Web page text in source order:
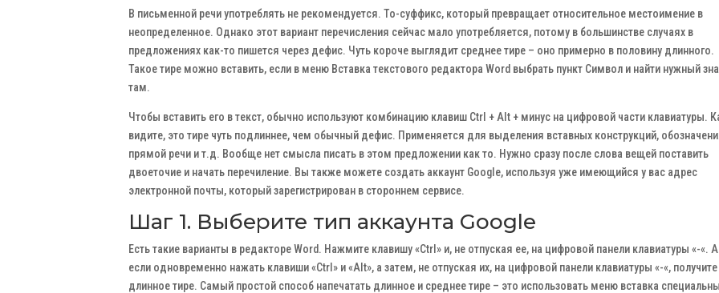
В письменной речи употреблять не рекомендуется. То-суффикс, который превращает относительное местоимение в
неопределенное. Однако этот вариант перечисления сейчас мало употребляется, потому в большинстве случаях в
предложениях как-то пишется через дефис. Чуть короче выглядит среднее тире – оно примерно в половину длинного.
Такое тире можно вставить, если в меню Вставка текстового редактора Word выбрать пункт Символ и найти нужный
там.
Чтобы вставить его в текст, обычно используют комбинацию клавиш Ctrl + Alt + минус на цифровой части клавиатуры.
видите, это тире чуть подлиннее, чем обычный дефис. Применяется для выделения вставных конструкций,
прямой речи и т.д. Вообще нет смысла писать в этом предложении как то. Нужно сразу после слова вещей поставить
двоеточие и начать перечиление. Вы также можете создать аккаунт Google, используя уже имеющийся у вас адрес
электронной почты, который зарегистрирован в стороннем сервисе.
Шаг 1. Выберите тип аккаунта Google
Есть такие варианты в редакторе Word. Нажмите клавишу «Ctrl» и, не отпуская ее, на цифровой панели клавиатуры «-«. А
если одновременно нажать клавиши «Ctrl» и «Alt», а затем, не отпуская их, на цифровой панели клавиатуры «-«, получите
длинное тире. Самый простой способ напечатать длинное и среднее тире – это использовать меню вставка